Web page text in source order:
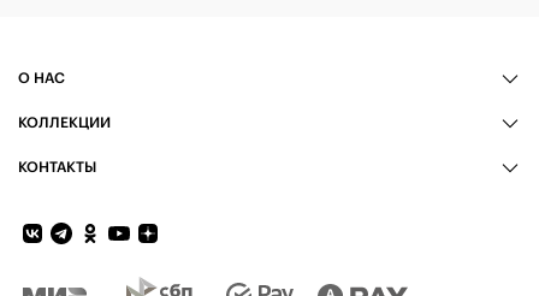
О НАС
КОЛЛЕКЦИИ
КОНТАКТЫ